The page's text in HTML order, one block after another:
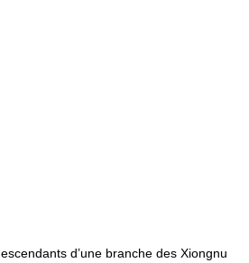
d’une branche des Xiongnu